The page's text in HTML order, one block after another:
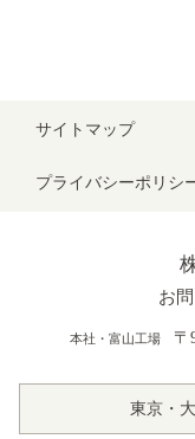
サイトマップ
プライバシーポリシ
お
本社・富山工場 〒
東京・